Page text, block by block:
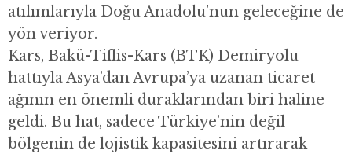
atılımlarıyla Doğu Anadolu’nun geleceğine de
yön veriyor.
Kars, Bakü-Tiflis-Kars (BTK) Demiryolu
hattıyla Asya’dan Avrupa’ya uzanan ticaret
ağının en önemli duraklarından biri haline
geldi. Bu hat, sadece Türkiye’nin değil
bölgenin de lojistik kapasitesini artırarak